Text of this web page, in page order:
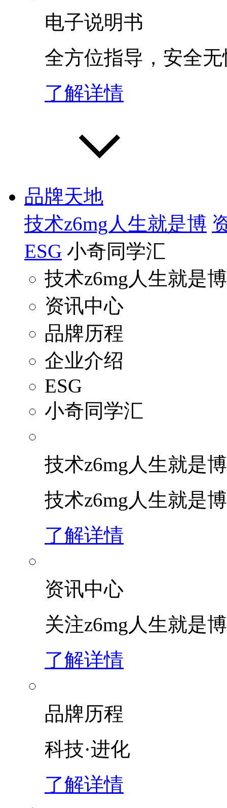
电子说明书
全方位指导，安全
了解详情
品牌天地
技术z6mg人生就是博
ESG 小奇同学汇
技术z6mg人生就是博
资讯中心
品牌历程
企业介绍
ESG
小奇同学汇
技术z6mg人生就是博
技术z6mg人生就是
了解详情
资讯中心
关注z6mg人生就是博
了解详情
品牌历程
科技·进化
了解详情